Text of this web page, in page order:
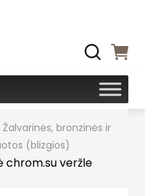
Žalvarinės, bronzinės ir
(blizgios)
chrom.su veržle